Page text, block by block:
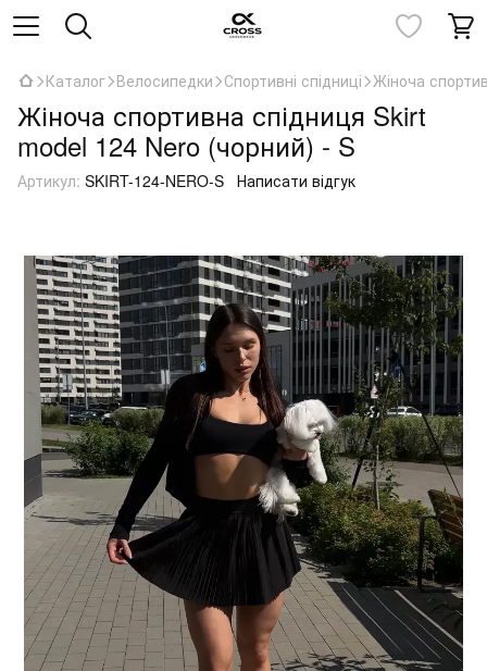
Каталог Велосипедки Спортивні спідниці Жіноча
Жіноча спортивна спідниця Skirt
model 124 Nero (чорний) - S
Артикул: SKIRT-124-NERO-S Написати відгук